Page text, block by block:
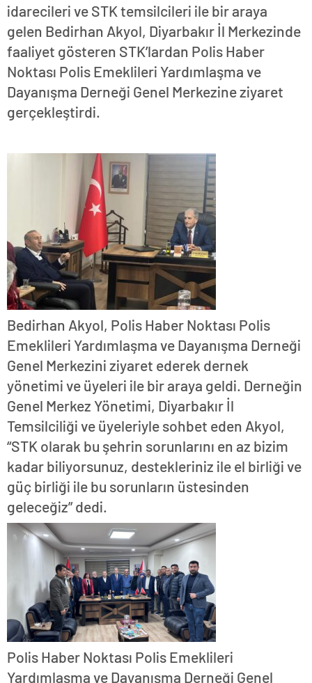
idarecileri ve STK temsilcileri ile bir araya
gelen Bedirhan Akyol, Diyarbakır İl Merkezinde
faaliyet gösteren STK’lardan Polis Haber
Noktası Polis Emeklileri Yardımlaşma ve
Dayanışma Derneği Genel Merkezine ziyaret
gerçekleştirdi.
Bedirhan Akyol, Polis Haber Noktası Polis
Emeklileri Yardımlaşma ve Dayanışma Derneği
Genel Merkezini ziyaret ederek dernek
yönetimi ve üyeleri ile bir araya geldi. Derneğin
Genel Merkez Yönetimi, Diyarbakır İl
Temsilciliği ve üyeleriyle sohbet eden Akyol,
“STK olarak bu şehrin sorunlarını en az bizim
kadar biliyorsunuz, destekleriniz ile el birliği ve
güç birliği ile bu sorunların üstesinden
geleceğiz” dedi.
Polis Haber Noktası Polis Emeklileri
Yardımlaşma ve Dayanışma Derneği Genel